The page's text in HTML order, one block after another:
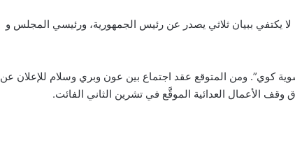
يكتفي ببيان ثلاثي يصدر عن رئيس الجمهورية، ورئيسي المجلس و
كوي”. ومن المتوقع عقد اجتماع بين عون وبري وسلام للإعلان عن
وقف الأعمال العدائية الموقَّع في تشرين الثاني الفائت.